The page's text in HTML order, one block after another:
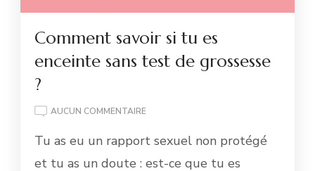
Comment savoir si tu es
enceinte sans test de grossesse
?
AUCUN COMMENTAIRECOMMENT
SI
Tu as eu un rapport sexuel non protégé
et tu as un doute : est-ce que tu es